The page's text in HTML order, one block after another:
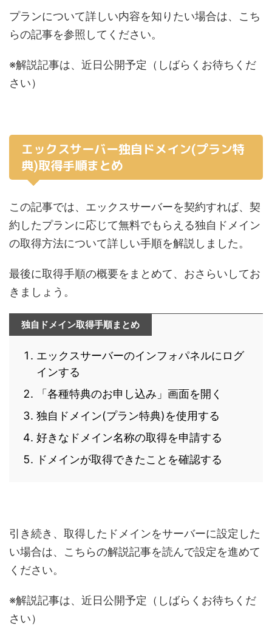
プランについて詳しい内容を知りたい場合は、こち
らの記事を参照してください。
※解説記事は、近日公開予定（しばらくお待ちくだ
さい）
エックスサーバー独自ドメイン(プラン特
典)取得手順まとめ
この記事では、エックスサーバーを契約すれば、契
約したプランに応じて無料でもらえる独自ドメイン
の取得方法について詳しい手順を解説しました。
最後に取得手順の概要をまとめて、おさらいしてお
きましょう。
独自ドメイン取得手順まとめ
エックスサーバーのインフォパネルにログ
インする
「各種特典のお申し込み」画面を開く
独自ドメイン(プラン特典)を使用する
好きなドメイン名称の取得を申請する
ドメインが取得できたことを確認する
引き続き、取得したドメインをサーバーに設定した
い場合は、こちらの解説記事を読んで設定を進めて
ください。
※解説記事は、近日公開予定（しばらくお待ちくだ
さい）